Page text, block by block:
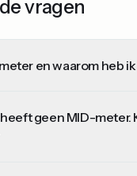
vragen
en waarom heb
geen MID-meter.